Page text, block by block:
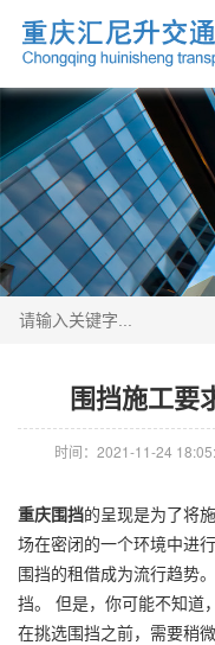
围挡施工要
时间：2021-11-24
重庆围挡的呈现是为了将
场在密闭的一个环境中进
围挡的租借成为流行趋势
挡。 但是，你可能不知道
在挑选围挡之前，需要稍